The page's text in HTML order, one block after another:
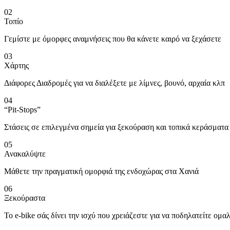
02
Τοπίο
Γεμίστε με όμορφες αναμνήσεις που θα κάνετε καιρό να ξεχάσετε
03
Χάρτης
Διάφορες Διαδρομές για να διαλέξετε με λίμνες, βουνό, αρχαία κλπ
04
“Pit-Stops”
Στάσεις σε επιλεγμένα σημεία για ξεκούραση και τοπικά κεράσματα
05
Ανακαλύψτε
Μάθετε την πραγματική ομορφιά της ενδοχώρας στα Χανιά
06
Ξεκούραστα
Το e-bike σάς δίνει την ισχύ που χρειάζεστε για να ποδηλατείτε